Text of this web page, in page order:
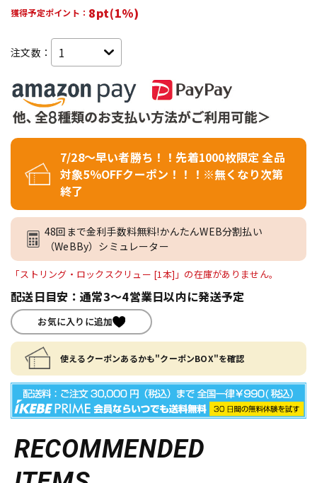
獲得予定ポイント： 8pt(1%)
注文数：
7/28～早い者勝ち！！先着1000枚限定 全品
対象5％OFFクーポン！！！※無くなり次第
終了
48回まで金利手数料無料!かんたんWEB分割払い
（WeBBy）シミュレーター
「ストリング・ロックスクリュー [1本]」の在庫がありません。
配送日目安：通常3～4営業日以内に発送予定
お気に入りに追加
使えるクーポンあるかも"クーポンBOX"を確認
RECOMMENDED